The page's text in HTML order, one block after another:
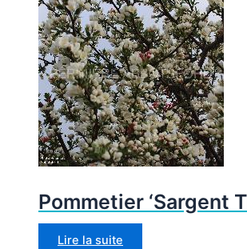
Pommetier ‘Sargent
Lire la suite